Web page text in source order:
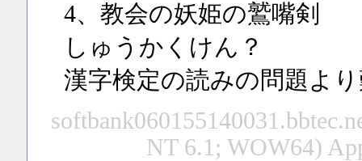
4、教会の妖姫の鷲嘴剣
しゅうかくけん？
漢字検定の読みの問題よ
NT 6.1; WOW64)